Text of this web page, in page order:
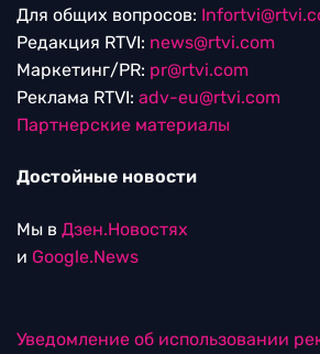
Для общих вопросов:
Редакция RTVI: news@rtvi.com
Маркетинг/PR: pr@rtvi.com
Реклама RTVI: adv-eu@rtvi.com
Партнерские материалы
Достойные новости
Мы в Дзен.Новостях
и Google.News
Уведомление об использовании